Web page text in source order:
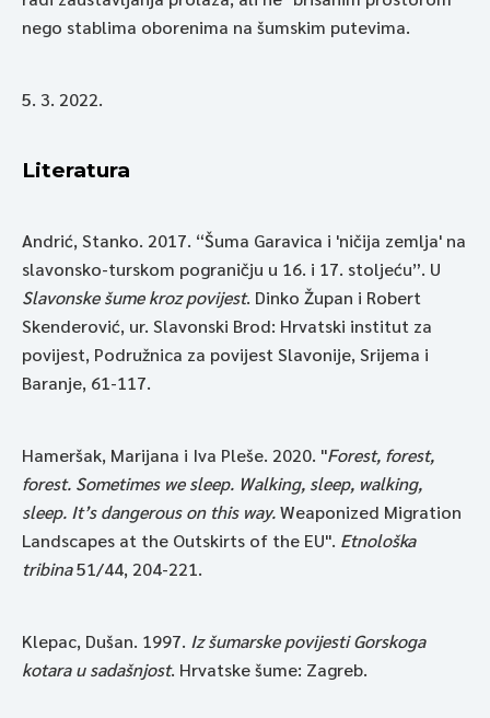
nego stablima oborenima na šumskim putevima.
5. 3. 2022.
Literatura
Andrić, Stanko. 2017. “Šuma Garavica i 'ničija zemlja' na
slavonsko-turskom pograničju u 16. i 17. stoljeću”. U
Slavonske šume kroz povijest. Dinko Župan i Robert
Skenderović, ur. Slavonski Brod: Hrvatski institut za
povijest, Podružnica za povijest Slavonije, Srijema i
Baranje, 61-117.
Hameršak, Marijana i Iva Pleše. 2020. "Forest, forest,
forest. Sometimes we sleep. Walking, sleep, walking,
sleep. It’s dangerous on this way.Weaponized Migration
Landscapes at the Outskirts of the EU". Etnološka
tribina51/44, 204-221.
Klepac, Dušan. 1997. Iz šumarske povijesti Gorskoga
kotara u sadašnjost. Hrvatske šume: Zagreb.